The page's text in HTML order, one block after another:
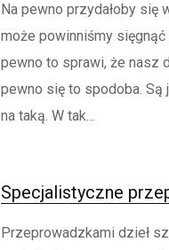
Na pewno przydałoby się
może powinniśmy
pewno to sprawi, że nasz
pewno się to spodoba. Są
na taką. W tak...
Specjalistyczne
Przeprowadzkami dzieł